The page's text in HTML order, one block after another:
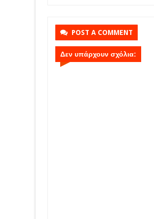
POST A COMMENT
Δεν υπάρχουν σχόλια: